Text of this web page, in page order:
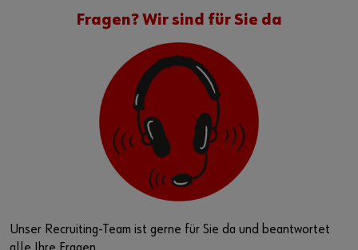
Fragen? Wir sind für Sie da
Unser Recruiting-Team ist gerne für Sie da und beantwortet